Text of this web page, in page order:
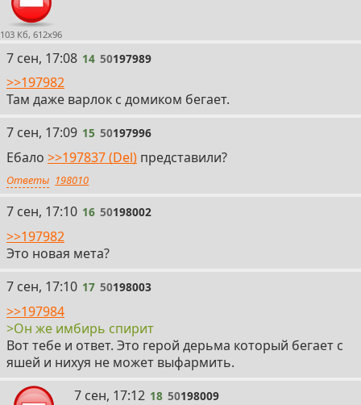
103 Кб, 612x96
14
7 сен, 17:08 14 50197989
>>197982
Там даже варлок с домиком бегает.
15
7 сен, 17:09 15 50197996
Ебало >>197837 (Del) представили?
Ответы 198010
16
7 сен, 17:10 16 50198002
>>197982
Это новая мета?
17
7 сен, 17:10 17 50198003
>>197984
>Он же имбирь спирит
Вот тебе и ответ. Это герой дерьма который бегает с
яшей и нихуя не может выфармить.
18
7 сен, 17:12 18 50198009